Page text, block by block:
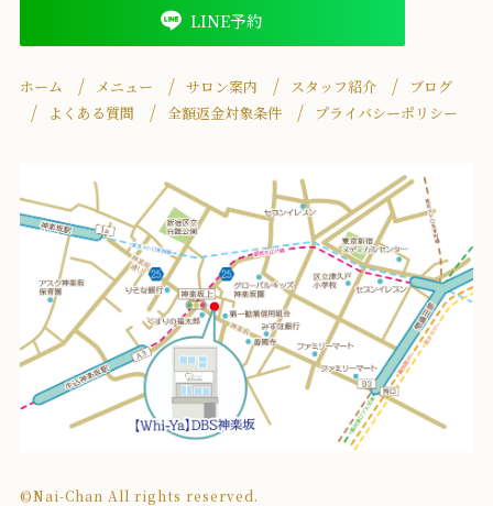
LINE予約
ホーム メニュー サロン案内 スタッフ紹介
ブログ
よくある質問
全額返金対象条件 プライバシーポリシー
©Nai-Chan All rights reserved.